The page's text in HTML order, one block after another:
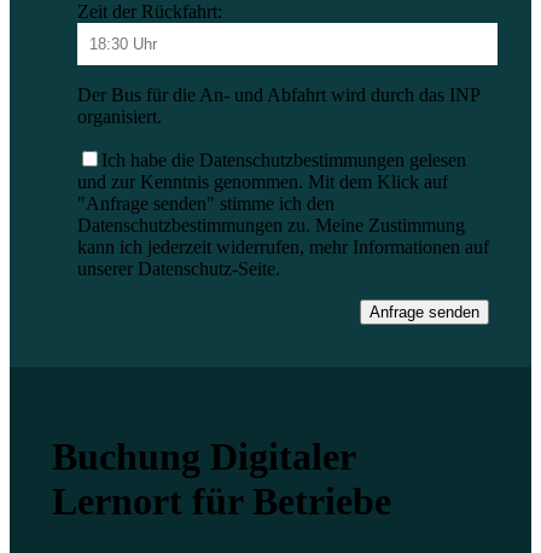
Zeit der Rückfahrt:
Der Bus für die An- und Abfahrt wird durch das INP
organisiert.
Ich habe die Datenschutzbestimmungen gelesen
und zur Kenntnis genommen. Mit dem Klick auf
"Anfrage senden" stimme ich den
Datenschutzbestimmungen zu. Meine Zustimmung
kann ich jederzeit widerrufen, mehr Informationen auf
unserer Datenschutz-Seite.
Anfrage senden
Buchung Digitaler
Lernort für Betriebe